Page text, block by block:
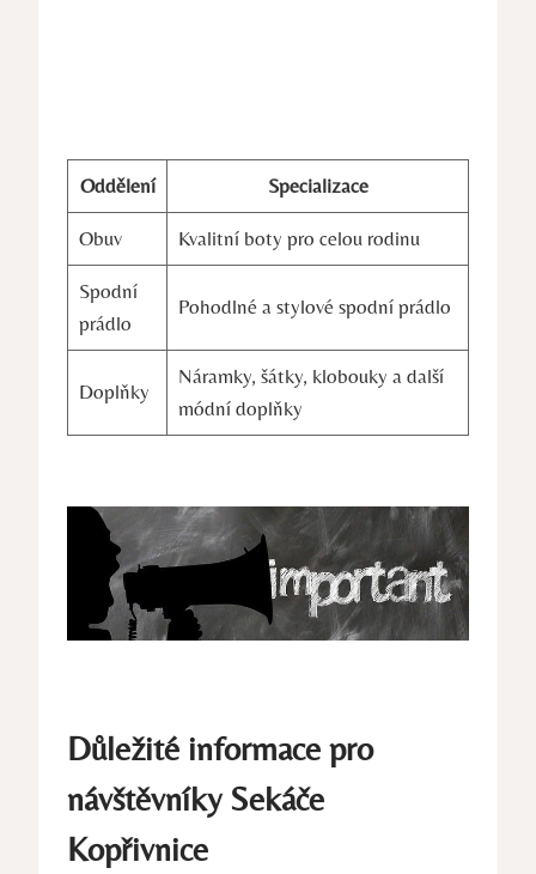
Oddělení Specializace
Obuv Kvalitní boty pro celou rodinu
Spodní
prádlo
Pohodlné a stylové spodní prádlo
Doplňky
Náramky, šátky, klobouky a další
módní doplňky
Důležité informace pro
návštěvníky Sekáče
Kopřivnice